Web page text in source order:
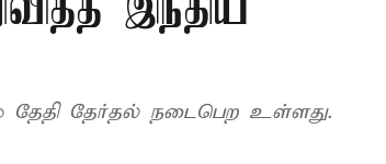
தேதி தேர்தல் நடைபெற உள்ளது.